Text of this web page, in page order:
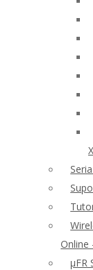
Online
μFR